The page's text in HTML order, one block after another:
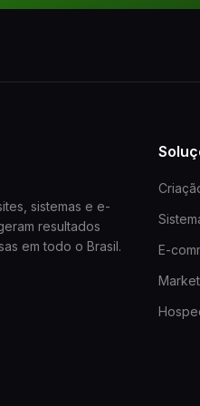
sistemas e e-
resultados
em todo o Brasil.
E-